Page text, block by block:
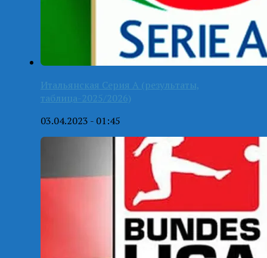
Итальянская Серия А (результаты,
таблица-2025/2026)
03.04.2023 - 01:45